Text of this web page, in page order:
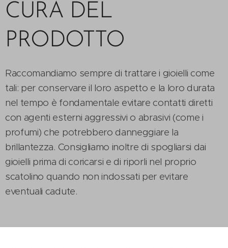
CURA DEL
PRODOTTO
Raccomandiamo sempre di trattare i gioielli come
tali: per conservare il loro aspetto e la loro durata
nel tempo è fondamentale evitare contatti diretti
con agenti esterni aggressivi o abrasivi (come i
profumi) che potrebbero danneggiare la
brillantezza. Consigliamo inoltre di spogliarsi dai
gioielli prima di coricarsi e di riporli nel proprio
scatolino quando non indossati per evitare
eventuali cadute.